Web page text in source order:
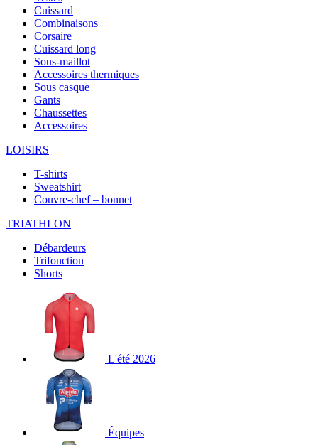
Cuissard
Combinaisons
Corsaire
Cuissard long
Sous-maillot
Accessoires thermiques
Sous casque
Gants
Chaussettes
Accessoires
LOISIRS
T-shirts
Sweatshirt
Couvre-chef – bonnet
TRIATHLON
Débardeurs
Trifonction
Shorts
L'été 2026
Équipes